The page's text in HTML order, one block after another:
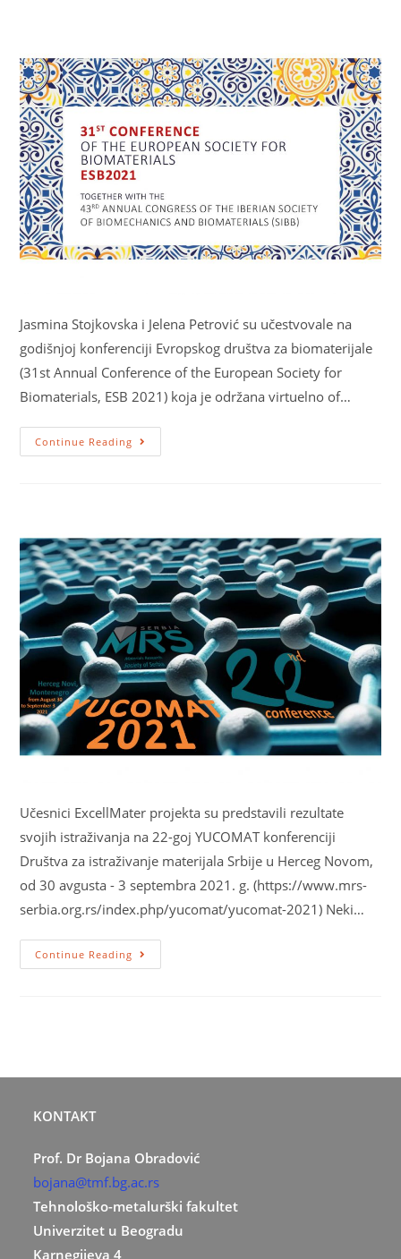
Jasmina Stojkovska i Jelena Petrović su učestvovale na
godišnjoj konferenciji Evropskog društva za biomaterijale
(31st Annual Conference of the European Society for
Biomaterials, ESB 2021) koja je održana virtuelno of…
Continue Reading
Učesnici ExcellMater projekta su predstavili rezultate
svojih istraživanja na 22-goj YUCOMAT konferenciji
Društva za istraživanje materijala Srbije u Herceg Novom,
od 30 avgusta - 3 septembra 2021. g. (https://www.mrs-
serbia.org.rs/index.php/yucomat/yucomat-2021) Neki…
Continue Reading
KONTAKT
Prof. Dr Bojana Obradović
bojana@tmf.bg.ac.rs
Tehnološko-metalurški fakultet
Univerzitet u Beogradu
Karnegijeva 4